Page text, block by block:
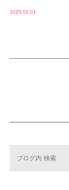
2025.02.01